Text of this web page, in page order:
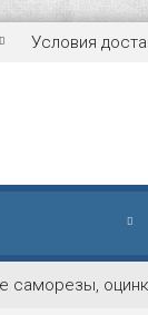
Условия
саморезы,